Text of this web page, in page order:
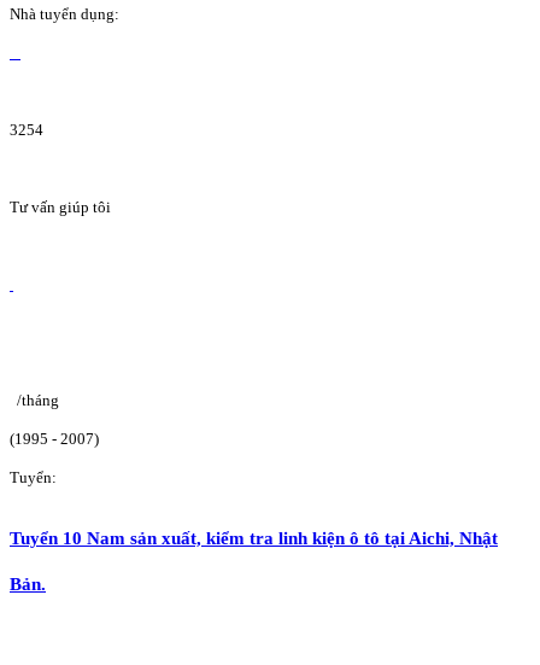
Nhà tuyển dụng:
3254
Tư vấn giúp tôi
/tháng
(1995 - 2007)
Tuyển:
Tuyển 10 Nam sản xuất, kiểm tra linh kiện ô tô tại Aichi, Nhật
Bản.